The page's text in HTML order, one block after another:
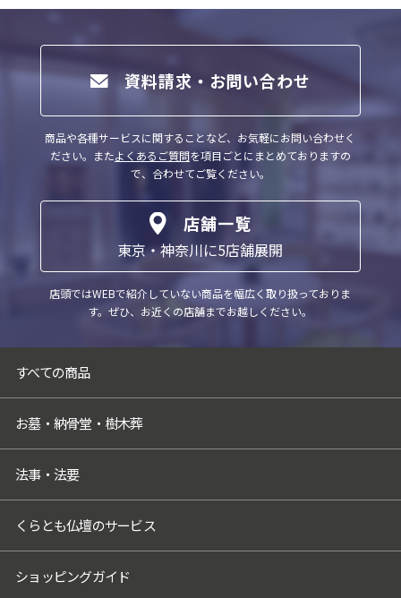
資料請求・お問い合わせ
商品や各種サービスに関することなど、お気軽にお問い合わせく
ださい。 またよくあるご質問を項目ごとにまとめておりますの
で、合わせてご覧ください。
店舗一覧
東京・神奈川に5店舗展開
店頭ではWEBで紹介していない商品を幅広く取り扱っておりま
す。ぜひ、お近くの店舗までお越しください。
すべての商品
お墓・納骨堂・樹木葬
法事・法要
くらとも仏壇のサービス
ショッピングガイド